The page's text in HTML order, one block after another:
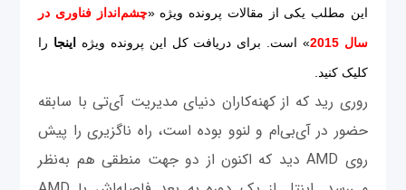
این مطلب یکی از مقالات پرونده ویژه «چشم‌انداز فناوری در
سال 2015 » است. برای دریافت کل این پرونده ویژه اینجا را
کلیک کنید.
روری رید که از کهنه‌کاران دنیای مدیریت آی‌تی با سابقه
حضور در آی‌بی‌ام و لنوو بوده است، راه ناگزیری را پیش
روی AMD دید که اکنون از دو جهت منطقی هم به‌نظر